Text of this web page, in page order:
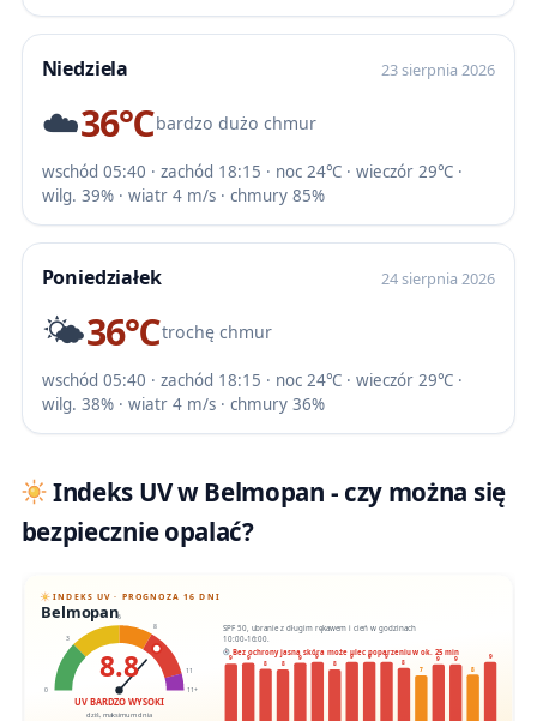
Niedziela 23 sierpnia 2026
☁️36℃bardzo dużo chmur
wschód 05:40 · zachód 18:15 · noc 24℃ · wieczór 29℃ ·
wilg. 39% · wiatr 4 m/s · chmury 85%
Poniedziałek 24 sierpnia 2026
🌤️36℃trochę chmur
wschód 05:40 · zachód 18:15 · noc 24℃ · wieczór 29℃ ·
wilg. 38% · wiatr 4 m/s · chmury 36%
Indeks UV w Belmopan - czy można się
bezpiecznie opalać?
INDEKS UV · PROGNOZA 16 DNI
Belmopan
0
3
6
8
11
11+
8.8
UV BARDZO WYSOKI
dziś, maksimum dnia
SPF 50, ubranie z długim rękawem i cień w godzinach
10:00-16:00.
Bez ochrony jasna skóra może ulec poparzeniu w ok. 25 min
9 9
8 8
9 9
8
9 9 9
8
7
9 9
8
9